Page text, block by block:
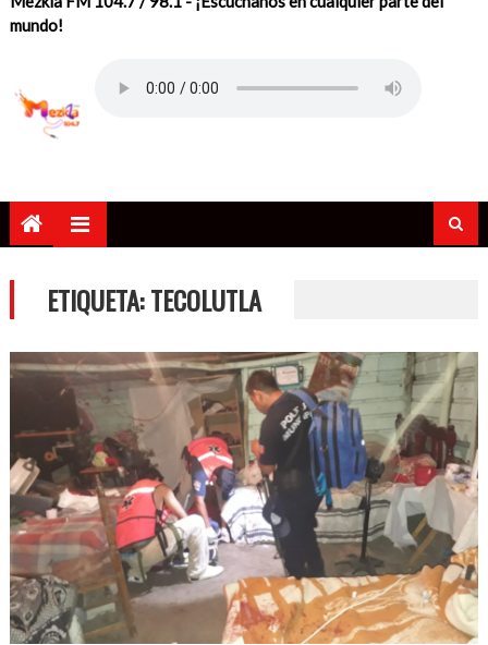
mundo!
ETIQUETA:TECOLUTLA